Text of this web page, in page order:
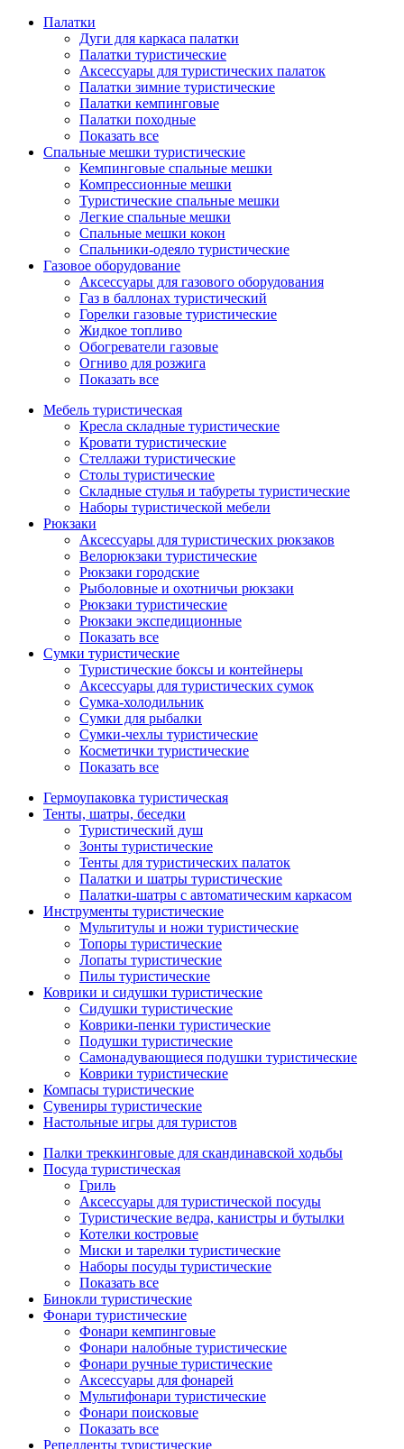
Палатки
Дуги для каркаса палатки
Палатки туристические
Аксессуары для туристических палаток
Палатки зимние туристические
Палатки кемпинговые
Палатки походные
Показать все
Спальные мешки туристические
Кемпинговые спальные мешки
Компрессионные мешки
Туристические спальные мешки
Легкие спальные мешки
Спальные мешки кокон
Спальники-одеяло туристические
Газовое оборудование
Аксессуары для газового оборудования
Газ в баллонах туристический
Горелки газовые туристические
Жидкое топливо
Обогреватели газовые
Огниво для розжига
Показать все
Мебель туристическая
Кресла складные туристические
Кровати туристические
Стеллажи туристические
Столы туристические
Складные стулья и табуреты туристические
Наборы туристической мебели
Рюкзаки
Аксессуары для туристических рюкзаков
Велорюкзаки туристические
Рюкзаки городские
Рыболовные и охотничьи рюкзаки
Рюкзаки туристические
Рюкзаки экспедиционные
Показать все
Сумки туристические
Туристические боксы и контейнеры
Аксессуары для туристических сумок
Сумка-холодильник
Сумки для рыбалки
Сумки-чехлы туристические
Косметички туристические
Показать все
Гермоупаковка туристическая
Тенты, шатры, беседки
Туристический душ
Зонты туристические
Тенты для туристических палаток
Палатки и шатры туристические
Палатки-шатры с автоматическим каркасом
Инструменты туристические
Мультитулы и ножи туристические
Топоры туристические
Лопаты туристические
Пилы туристические
Коврики и сидушки туристические
Сидушки туристические
Коврики-пенки туристические
Подушки туристические
Самонадувающиеся подушки туристические
Коврики туристические
Компасы туристические
Сувениры туристические
Настольные игры для туристов
Палки треккинговые для скандинавской ходьбы
Посуда туристическая
Гриль
Аксессуары для туристической посуды
Туристические ведра, канистры и бутылки
Котелки костровые
Миски и тарелки туристические
Наборы посуды туристические
Показать все
Бинокли туристические
Фонари туристические
Фонари кемпинговые
Фонари налобные туристические
Фонари ручные туристические
Аксессуары для фонарей
Мультифонари туристические
Фонари поисковые
Показать все
Репелленты туристические